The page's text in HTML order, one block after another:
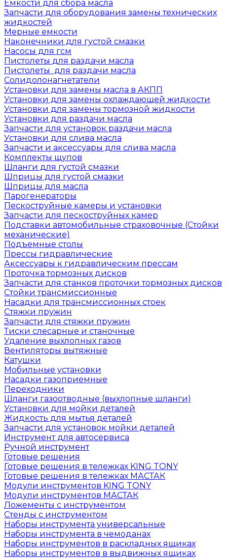
Емкости для сбора масла
Запчасти для оборудования замены технических
жидкостей
Мерные емкости
Наконечники для густой смазки
Насосы для гсм
Пистолеты для раздачи масла
Пистолеты для раздачи масла
Солидолонагнетатели
Установки для замены масла в АКПП
Установки для замены охлаждающей жидкости
Установки для замены тормозной жидкости
Установки для раздачи масла
Запчасти для установок раздачи масла
Установки для слива масла
Запчасти и аксессуары для слива масла
Комплекты щупов
Шланги для густой смазки
Шприцы для густой смазки
Шприцы для масла
Парогенераторы
Пескоструйные камеры и установки
Запчасти для пескоструйных камер
Подставки автомобильные страховочные (Стойки
механические)
Подъемные столы
Прессы гидравлические
Аксессуары к гидравлическим прессам
Проточка тормозных дисков
Запчасти для станков проточки тормозных дисков
Стойки трансмиссионные
Насадки для трансмиссионных стоек
Стяжки пружин
Запчасти для стяжки пружин
Тиски слесарные и станочные
Удаление выхлопных газов
Вентиляторы вытяжные
Катушки
Мобильные установки
Насадки газоприемные
Переходники
Шланги газоотводные (выхлопные шланги)
Установки для мойки деталей
Жидкость для мытья деталей
Запчасти для установок мойки деталей
Инструмент для автосервиса
Ручной инструмент
Готовые решения
Готовые решения в тележках KING TONY
Готовые решения в тележках МАСТАК
Модули инструментов KING TONY
Модули инструментов МАСТАК
Ложементы с инструментом
Стенды с инструментом
Наборы инструмента универсальные
Наборы инструмента в чемоданах
Наборы инструментов в раскладных ящиках
Наборы инструментов в выдвижных ящиках